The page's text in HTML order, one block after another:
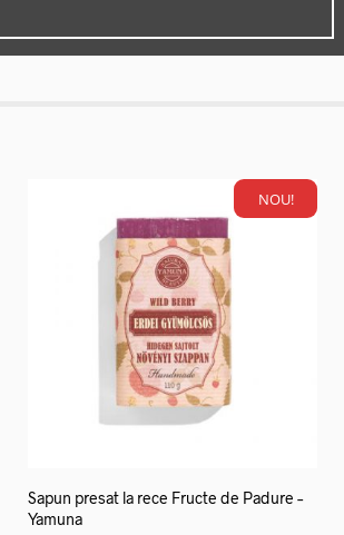
NOU!
Sapun presat la rece Fructe de Padure –
Yamuna